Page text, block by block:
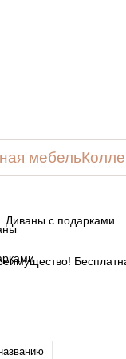
мебель
Диваны с подарками